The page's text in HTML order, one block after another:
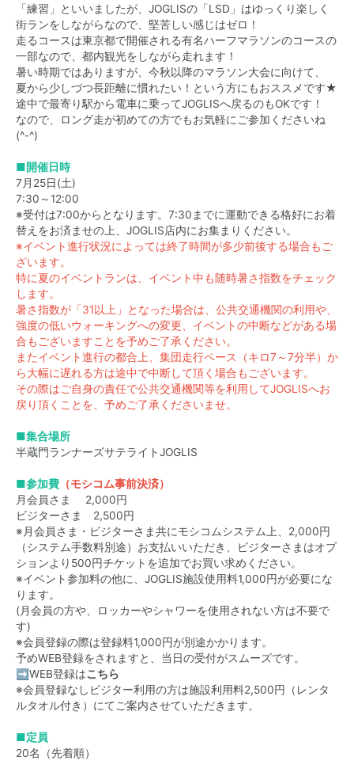
「練習」といいましたが、JOGLISの「LSD」はゆっくり楽しく
街ランをしながらなので、堅苦しい感じはゼロ！
走るコースは東京都で開催される有名ハーフマラソンのコースの
一部なので、都内観光をしながら走れます！
暑い時期ではありますが、今秋以降のマラソン大会に向けて、
夏から少しづつ長距離に慣れたい！という方にもおススメです★
途中で最寄り駅から電車に乗ってJOGLISへ戻るのもOKです！
なので、ロング走が初めての方でもお気軽にご参加くださいね
(^-^)
■開催日時
7月25日(土)
7:30～12:00
※受付は7:00からとなります。7:30までに運動できる格好にお着
替えをお済ませの上、JOGLIS店内にお集まりください。
※イベント進行状況によっては終了時間が多少前後する場合もご
ざいます。
特に夏のイベントランは、イベント中も随時暑さ指数をチェック
します。
暑さ指数が「31以上」となった場合は、公共交通機関の利用や、
強度の低いウォーキングへの変更、イベントの中断などがある場
合もございますことを予めご了承ください。
またイベント進行の都合上、集団走行ペース（キロ7～7分半）か
ら大幅に遅れる方は途中で中断して頂く場合もございます。
その際はご自身の責任で公共交通機関等を利用してJOGLISへお
戻り頂くことを、予めご了承くださいませ。
■集合場所
半蔵門ランナーズサテライトJOGLIS
■参加費 （モシコム事前決済）
月会員さま 2,000円
ビジターさま 2,500円
※月会員さま・ビジターさま共にモシコムシステム上、2,000円
（システム手数料別途）お支払いいただき、ビジターさまはオプ
ションより500円チケットを追加でお買い求めください。
※イベント参加料の他に、JOGLIS施設使用料1,000円が必要にな
ります。
(月会員の方や、ロッカーやシャワーを使用されない方は不要で
す)
※会員登録の際は登録料1,000円が別途かかります。
予めWEB登録をされますと、当日の受付がスムーズです。
➡WEB登録はこちら
※会員登録なしビジター利用の方は施設利用料2,500円（レンタ
ルタオル付き）にてご案内させていただきます。
■定員
20名（先着順）